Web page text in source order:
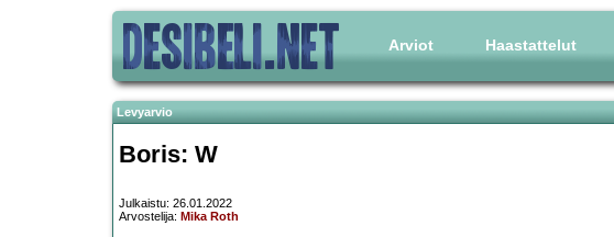
Arviot Haastattelut
Levyarvio
Boris: W
Julkaistu: 26.01.2022
Arvostelija: Mika Roth